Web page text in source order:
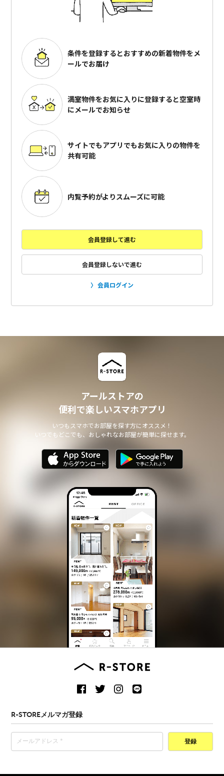
条件を登録するとおすすめの新着物件をメ
ールでお届け
満室物件をお気に入りに登録すると空室時
にメールでお知らせ
サイトでもアプリでもお気に入りの物件を
共有可能
内覧予約がよりスムーズに可能
会員登録して進む
会員登録しないで進む
会員ログイン
アールストアの
便利で楽しいスマホアプリ
いつもスマホでお部屋を探す方にオススメ！
いつでもどこでも、おしゃれなお部屋が簡単に探せます。
R-STOREメルマガ登録
登録